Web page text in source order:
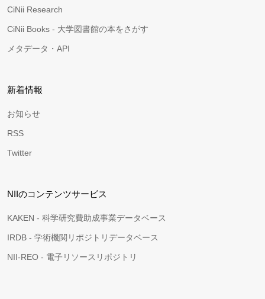
CiNii Research
CiNii Books - 大学図書館の本をさがす
メタデータ・API
新着情報
お知らせ
RSS
Twitter
NIIのコンテンツサービス
KAKEN - 科学研究費助成事業データベース
IRDB - 学術機関リポジトリデータベース
NII-REO - 電子リソースリポジトリ